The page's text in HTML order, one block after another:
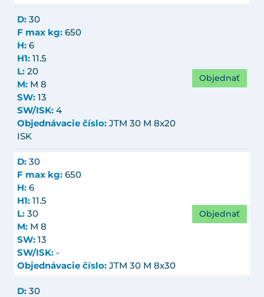
D: 30
F max kg: 650
H: 6
H1: 11.5
L: 20
M: M 8
SW: 13
SW/ISK: 4
Objednávacie číslo: JTM 30 M 8x20
ISK
Objednať
D: 30
F max kg: 650
H: 6
H1: 11.5
L: 30
M: M 8
SW: 13
SW/ISK: -
Objednávacie číslo: JTM 30 M 8x30
Objednať
D: 30